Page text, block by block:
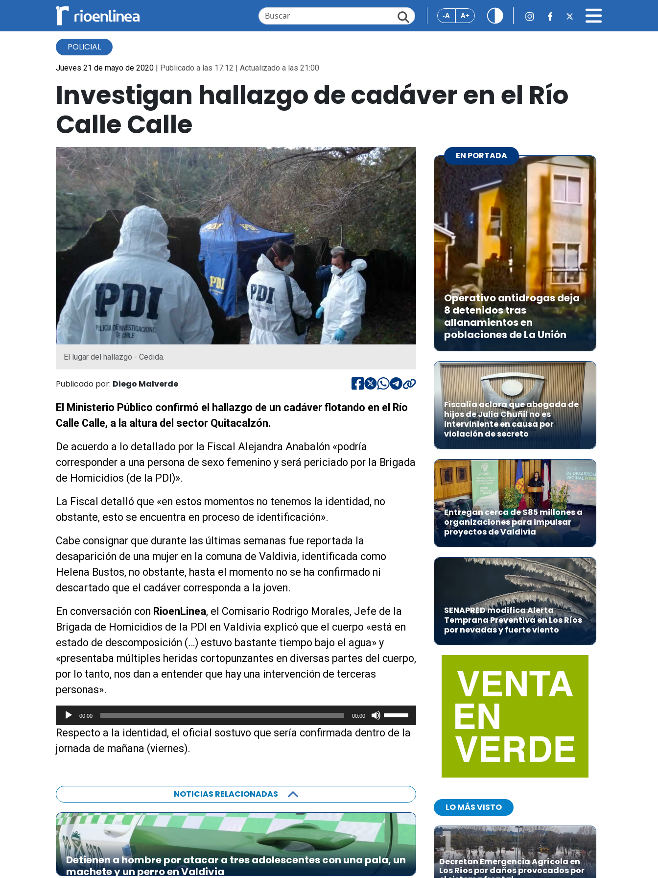
-A A+
POLICIAL
Jueves 21 de mayo de 2020 | Publicado a las 17:12 | Actualizado a las 21:00
Investigan hallazgo de cadáver en el Río
Calle Calle
El lugar del hallazgo - Cedida.
Publicado por: Diego Malverde
El Ministerio Público confirmó el hallazgo de un cadáver flotando en el Río
Calle Calle, a la altura del sector Quitacalzón.
De acuerdo a lo detallado por la Fiscal Alejandra Anabalón «podría
corresponder a una persona de sexo femenino y será periciado por la Brigada
de Homicidios (de la PDI)».
La Fiscal detalló que «en estos momentos no tenemos la identidad, no
obstante, esto se encuentra en proceso de identificación».
Cabe consignar que durante las últimas semanas fue reportada la
desaparición de una mujer en la comuna de Valdivia, identificada como
Helena Bustos, no obstante, hasta el momento no se ha confirmado ni
descartado que el cadáver corresponda a la joven.
En conversación con RioenLinea, el Comisario Rodrigo Morales, Jefe de la
Brigada de Homicidios de la PDI en Valdivia explicó que el cuerpo «está en
estado de descomposición (…) estuvo bastante tiempo bajo el agua» y
«presentaba múltiples heridas cortopunzantes en diversas partes del cuerpo,
por lo tanto, nos dan a entender que hay una intervención de terceras
personas».
e
p
r
o
c
o
r
d
e
a
u
00:00 00:00
i
a
s
c
l
a
Respecto a la identidad, el oficial sostuvo que sería confirmada dentro de la
jornada de mañana (viernes).
NOTICIAS RELACIONADAS
Detienen a hombre por atacar a tres adolescentes con una pala, un
machete y un perro en Valdivia
EN PORTADA
Operativo antidrogas deja
8 detenidos tras
allanamientos en
poblaciones de La Unión
Fiscalía aclara que abogada de
hijos de Julia Chuñil no es
interviniente en causa por
violación de secreto
Entregan cerca de $85 millones a
organizaciones para impulsar
proyectos de Valdivia
SENAPRED modifica Alerta
Temprana Preventiva en Los Ríos
por nevadas y fuerte viento
LO MÁS VISTO
1
Decretan Emergencia Agrícola en
Los Ríos por daños provocados por